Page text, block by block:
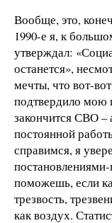
Вообще, это,
1990-е я, к
утверждал:
останется»,
мечты, что вот-
подтвердило мою
закончится СВО –
постоянной
справимся, я
поможешь, если
трезвость,
как воздух.